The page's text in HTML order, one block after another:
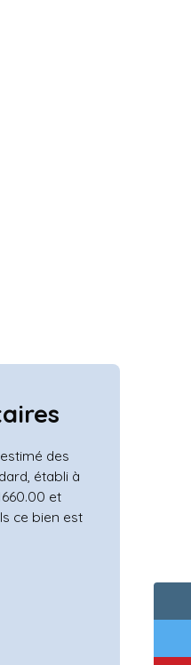
des
établi à
et
ce bien est